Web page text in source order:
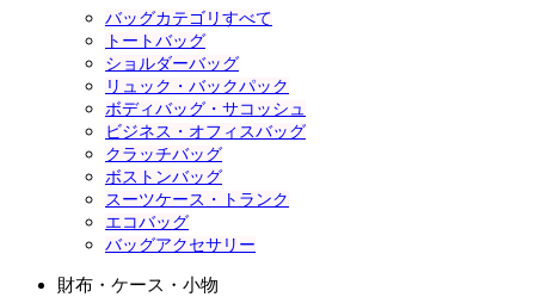
バッグカテゴリすべて
トートバッグ
ショルダーバッグ
リュック・バックパック
ボディバッグ・サコッシュ
ビジネス・オフィスバッグ
クラッチバッグ
ボストンバッグ
スーツケース・トランク
エコバッグ
バッグアクセサリー
財布・ケース・小物